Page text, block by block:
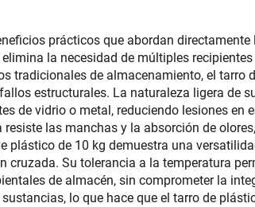
prácticos que abordan
la necesidad de múltiples
de almacenamiento, el tarro
estructurales. La naturaleza ligera de
de vidrio o metal, reduciendo lesiones en
las manchas y la absorción de
de 10 kg demuestra una
Su tolerancia a la temperatura
de almacén, sin comprometer la
lo que hace que el tarro de